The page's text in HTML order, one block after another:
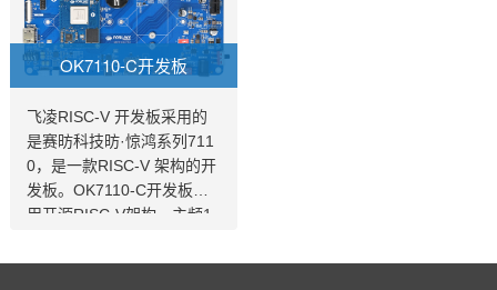
OK7110-C开发板
飞凌RISC-V 开发板采用的
是赛昉科技昉·惊鸿系列711
0，是一款RISC-V 架构的开
发板。OK7110-C开发板采
用开源RISC-V架构，主频1.
RISC-V芯片现已量产，具备